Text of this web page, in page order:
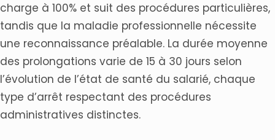
charge à 100% et suit des procédures particulières,
tandis que la maladie professionnelle nécessite
une reconnaissance préalable. La durée moyenne
des prolongations varie de 15 à 30 jours selon
l’évolution de l’état de santé du salarié, chaque
type d’arrêt respectant des procédures
administratives distinctes.